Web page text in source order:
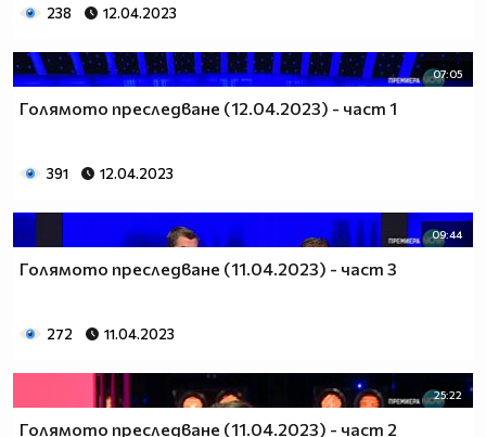
238 12.04.2023
07:05
Голямото преследване (12.04.2023) - част 1
391 12.04.2023
09:44
Голямото преследване (11.04.2023) - част 3
272 11.04.2023
25:22
Голямото преследване (11.04.2023) - част 2